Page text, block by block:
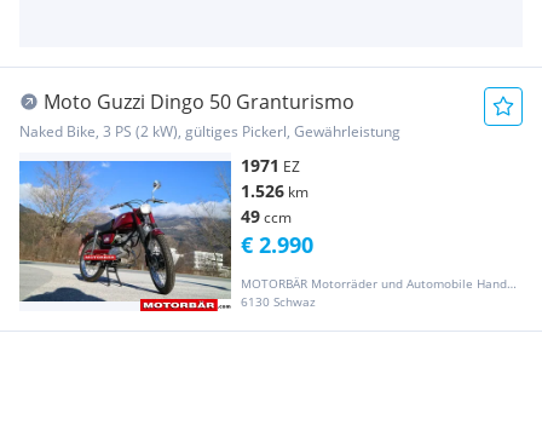
Moto Guzzi Dingo 50 Granturismo
Naked Bike, 3 PS (2 kW), gültiges Pickerl, Gewährleistung
1971 EZ
1.526 km
49ccm
MOTORBÄR Motorräder und Automobile Handelsgesellschaft m.b.H.
6130 Schwaz
€ 2.990